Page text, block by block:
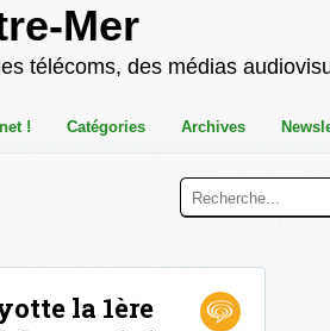
Mer
télécoms, des médias
! Catégories Archives
la 1ère